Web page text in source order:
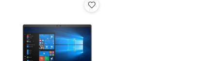
przed
obniżką